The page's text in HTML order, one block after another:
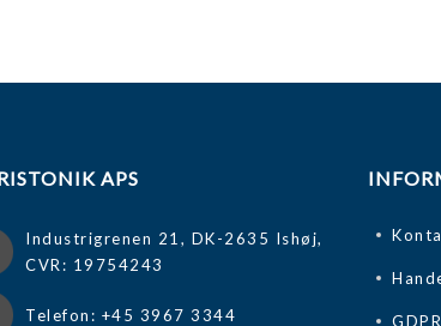
APS
Industrigrenen 21, DK-2635 Ishøj,
CVR: 19754243
Telefon: +45 3967 3344 GDPR